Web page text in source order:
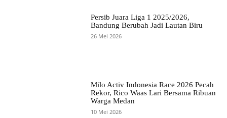
Persib Juara Liga 1 2025/2026,
Bandung Berubah Jadi Lautan Biru
26 Mei 2026
Milo Activ Indonesia Race 2026 Pecah
Rekor, Rico Waas Lari Bersama Ribuan
Warga Medan
10 Mei 2026